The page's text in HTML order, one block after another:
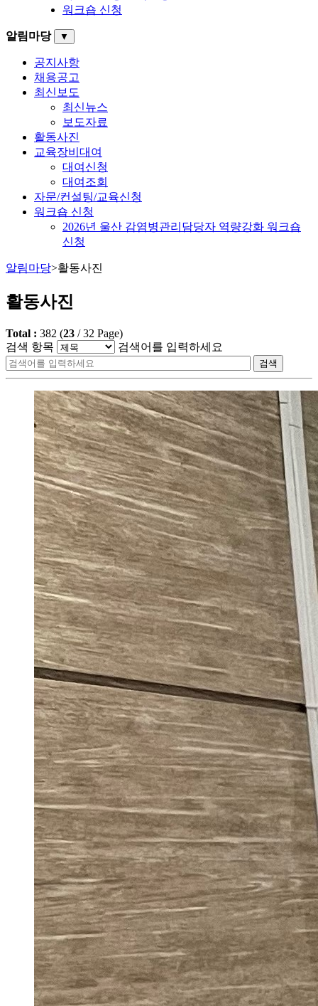
워크숍 신청
알림마당 ▼
공지사항
채용공고
최신보도
최신뉴스
보도자료
활동사진
교육장비대여
대여신청
대여조회
자문/컨설팅/교육신청
워크숍 신청
2026년 울산 감염병관리담당자 역량강화 워크숍
신청
알림마당>활동사진
활동사진
Total : 382 (23 /32 Page)
검색 항목
검색어를 입력하세요
검색